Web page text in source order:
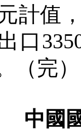
計值
口
（完）
中國